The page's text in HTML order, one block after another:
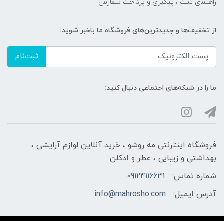
راهنمای ثبت ، پیگیری و پرداخت سفارش
از تخفیف‌ها و جدیدترین‌های فروشگاه ما باخبر شوید:
ثبت‌نام
ما را در شبکه‌های اجتماعی دنبال کنید:
فروشگاه اینترنتی مه‌ رو‌شو ، خرید آنلاین لوازم آرایشی ،
بهداشتی و زیبایی ، عطر و ادکلن
شماره تماس:
09124116631
آدرس ایمیل:
info@mahrosho.com